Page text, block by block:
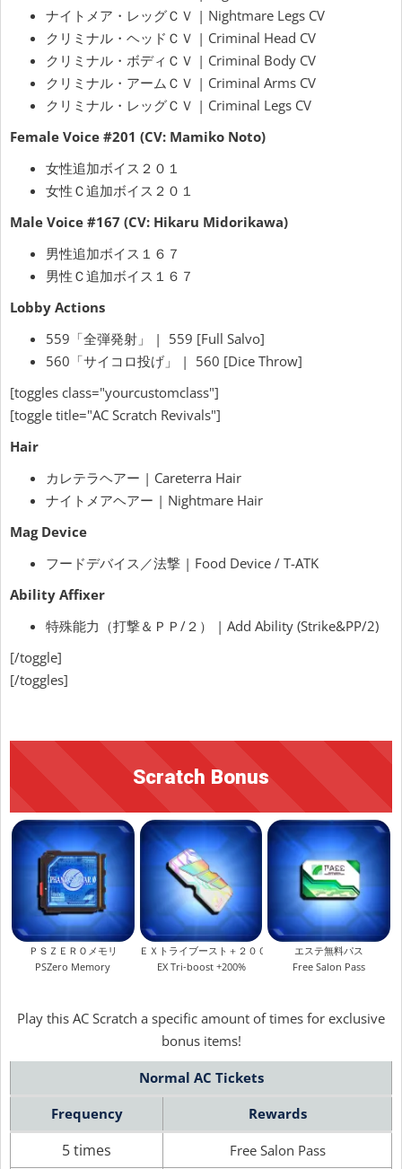
ナイトメア・レッグＣＶ | Nightmare Legs CV
クリミナル・ヘッドＣＶ | Criminal Head CV
クリミナル・ボディＣＶ | Criminal Body CV
クリミナル・アームＣＶ | Criminal Arms CV
クリミナル・レッグＣＶ | Criminal Legs CV
Female Voice #201 (CV: Mamiko Noto)
女性追加ボイス２０１
女性Ｃ追加ボイス２０１
Male Voice #167 (CV: Hikaru Midorikawa)
男性追加ボイス１６７
男性Ｃ追加ボイス１６７
Lobby Actions
559「全弾発射」 | 559 [Full Salvo]
560「サイコロ投げ」 | 560 [Dice Throw]
[toggles class="yourcustomclass"]
[toggle title="AC Scratch Revivals"]
Hair
カレテラヘアー | Careterra Hair
ナイトメアヘアー | Nightmare Hair
Mag Device
フードデバイス／法撃 | Food Device / T-ATK
Ability Affixer
特殊能力（打撃＆ＰＰ/２） | Add Ability (Strike&PP/2)
[/toggle]
[/toggles]
Scratch Bonus
ＰＳＺＥＲＯメモリ
PSZero Memory
ＥＸトライブースト＋２００％
EX Tri-boost +200%
エステ無料パス
Free Salon Pass
Play this AC Scratch a specific amount of times for exclusive
bonus items!
Normal AC Tickets
Frequency
Rewards
5 times Free Salon Pass